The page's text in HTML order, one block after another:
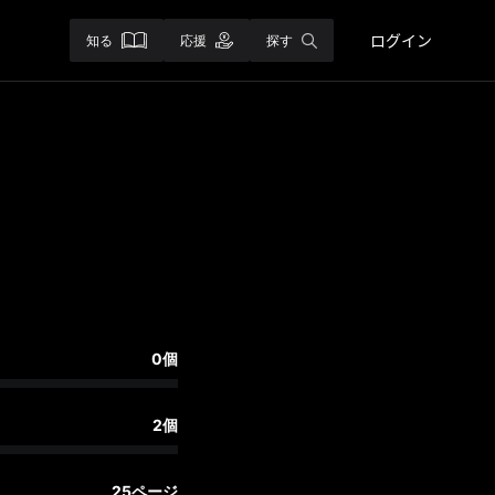
知る 応援 探す ログイン
0個
2個
25ページ